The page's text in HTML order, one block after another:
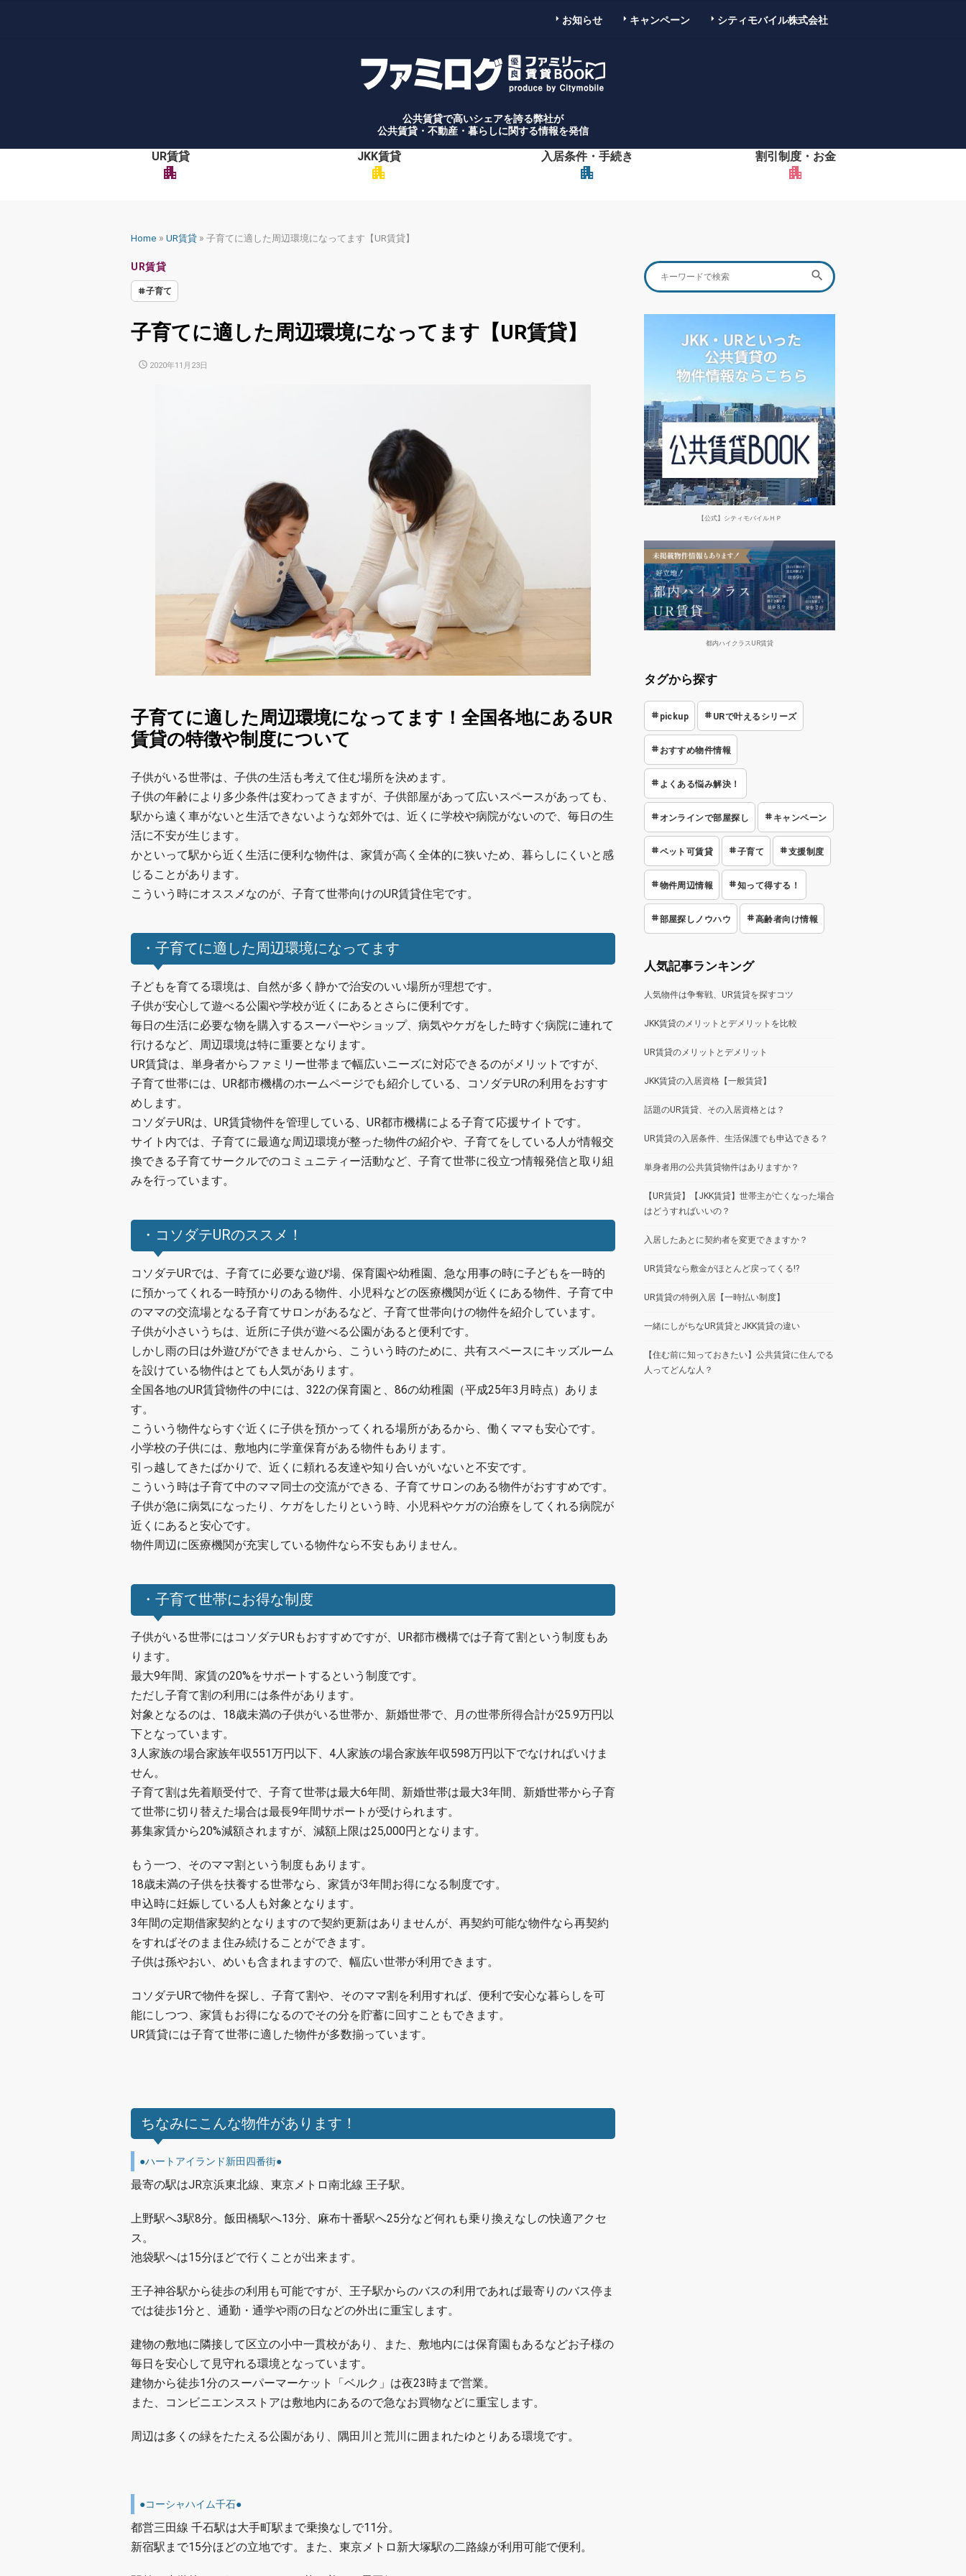
お知らせ キャンペーン シティモバイル株式会社
公共賃貸で高いシェアを誇る弊社が
公共賃貸・不動産・暮らしに関する情報を発信
UR賃貸
apartment
JKK賃貸
apartment
入居条件・手続き
apartment
割引制度・お金
apartment
Home » UR賃貸 » 子育てに適した周辺環境になってます【UR賃貸】
UR賃貸
子育て
子育てに適した周辺環境になってます【UR賃貸】
POSTED
2020年11月23日
子育てに適した周辺環境になってます！全国各地にあるUR
賃貸の特徴や制度について
子供がいる世帯は、子供の生活も考えて住む場所を決めます。
子供の年齢により多少条件は変わってきますが、子供部屋があって広いスペースがあっても、
駅から遠く車がないと生活できないような郊外では、近くに学校や病院がないので、毎日の生
活に不安が生じます。
かといって駅から近く生活に便利な物件は、家賃が高く全体的に狭いため、暮らしにくいと感
じることがあります。
こういう時にオススメなのが、子育て世帯向けのUR賃貸住宅です。
・子育てに適した周辺環境になってます
子どもを育てる環境は、自然が多く静かで治安のいい場所が理想です。
子供が安心して遊べる公園や学校が近くにあるとさらに便利です。
毎日の生活に必要な物を購入するスーパーやショップ、病気やケガをした時すぐ病院に連れて
行けるなど、周辺環境は特に重要となります。
UR賃貸は、単身者からファミリー世帯まで幅広いニーズに対応できるのがメリットですが、
子育て世帯には、UR都市機構のホームページでも紹介している、コソダテURの利用をおすす
めします。
コソダテURは、UR賃貸物件を管理している、UR都市機構による子育て応援サイトです。
サイト内では、子育てに最適な周辺環境が整った物件の紹介や、子育てをしている人が情報交
換できる子育てサークルでのコミュニティー活動など、子育て世帯に役立つ情報発信と取り組
みを行っています。
・コソダテURのススメ！
コソダテURでは、子育てに必要な遊び場、保育園や幼稚園、急な用事の時に子どもを一時的
に預かってくれる一時預かりのある物件、小児科などの医療機関が近くにある物件、子育て中
のママの交流場となる子育てサロンがあるなど、子育て世帯向けの物件を紹介しています。
子供が小さいうちは、近所に子供が遊べる公園があると便利です。
しかし雨の日は外遊びができませんから、こういう時のために、共有スペースにキッズルーム
を設けている物件はとても人気があります。
全国各地のUR賃貸物件の中には、322の保育園と、86の幼稚園（平成25年3月時点）ありま
す。
こういう物件ならすぐ近くに子供を預かってくれる場所があるから、働くママも安心です。
小学校の子供には、敷地内に学童保育がある物件もあります。
引っ越してきたばかりで、近くに頼れる友達や知り合いがいないと不安です。
こういう時は子育て中のママ同士の交流ができる、子育てサロンのある物件がおすすめです。
子供が急に病気になったり、ケガをしたりという時、小児科やケガの治療をしてくれる病院が
近くにあると安心です。
物件周辺に医療機関が充実している物件なら不安もありません。
・子育て世帯にお得な制度
子供がいる世帯にはコソダテURもおすすめですが、UR都市機構では子育て割という制度もあ
ります。
最大9年間、家賃の20%をサポートするという制度です。
ただし子育て割の利用には条件があります。
対象となるのは、18歳未満の子供がいる世帯か、新婚世帯で、月の世帯所得合計が25.9万円以
下となっています。
3人家族の場合家族年収551万円以下、4人家族の場合家族年収598万円以下でなければいけま
せん。
子育て割は先着順受付で、子育て世帯は最大6年間、新婚世帯は最大3年間、新婚世帯から子育
て世帯に切り替えた場合は最長9年間サポートが受けられます。
募集家賃から20%減額されますが、減額上限は25,000円となります。
もう一つ、そのママ割という制度もあります。
18歳未満の子供を扶養する世帯なら、家賃が3年間お得になる制度です。
申込時に妊娠している人も対象となります。
3年間の定期借家契約となりますので契約更新はありませんが、再契約可能な物件なら再契約
をすればそのまま住み続けることができます。
子供は孫やおい、めいも含まれますので、幅広い世帯が利用できます。
コソダテURで物件を探し、子育て割や、そのママ割を利用すれば、便利で安心な暮らしを可
能にしつつ、家賃もお得になるのでその分を貯蓄に回すこともできます。
UR賃貸には子育て世帯に適した物件が多数揃っています。
ちなみにこんな物件があります！
●ハートアイランド新田四番街●
最寄の駅はJR京浜東北線、東京メトロ南北線 王子駅。
上野駅へ3駅8分。飯田橋駅へ13分、麻布十番駅へ25分など何れも乗り換えなしの快適アクセ
ス。
池袋駅へは15分ほどで行くことが出来ます。
王子神谷駅から徒歩の利用も可能ですが、王子駅からのバスの利用であれば最寄りのバス停ま
では徒歩1分と、通勤・通学や雨の日などの外出に重宝します。
建物の敷地に隣接して区立の小中一貫校があり、また、敷地内には保育園もあるなどお子様の
毎日を安心して見守れる環境となっています。
建物から徒歩1分のスーパーマーケット「ベルク」は夜23時まで営業。
また、コンビニエンスストアは敷地内にあるので急なお買物などに重宝します。
周辺は多くの緑をたたえる公園があり、隅田川と荒川に囲まれたゆとりある環境です。
●コーシャハイム千石●
都営三田線 千石駅は大手町駅まで乗換なしで11分。
新宿駅まで15分ほどの立地です。また、東京メトロ新大塚駅の二路線が利用可能で便利。
Search
for:
 SEARCH
【公式】シティモバイルＨＰ
都内ハイクラスUR賃貸
タグから探す
pickup URで叶えるシリーズ
おすすめ物件情報
よくある悩み解決！
オンラインで部屋探し キャンペーン
ペット可賃貸 子育て 支援制度
物件周辺情報 知って得する！
部屋探しノウハウ 高齢者向け情報
人気記事ランキング
人気物件は争奪戦、UR賃貸を探すコツ
JKK賃貸のメリットとデメリットを比較
UR賃貸のメリットとデメリット
JKK賃貸の入居資格【一般賃貸】
話題のUR賃貸、その入居資格とは？
UR賃貸の入居条件、生活保護でも申込できる？
単身者用の公共賃貸物件はありますか？
【UR賃貸】【JKK賃貸】世帯主が亡くなった場合
はどうすればいいの？
入居したあとに契約者を変更できますか？
UR賃貸なら敷金がほとんど戻ってくる!?
UR賃貸の特例入居【一時払い制度】
一緒にしがちなUR賃貸とJKK賃貸の違い
【住む前に知っておきたい】公共賃貸に住んでる
人ってどんな人？